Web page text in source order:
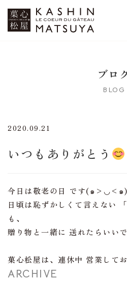
ブロ
BLOG
2020.09.21
いつもありがとう
今日は敬老の日 です(๑>◡<๑)
日頃は恥ずかしくて言えない
も、
贈り物と一緒に 送れたらいい
菓心松屋は、連休中 営業して
ARCHIVE